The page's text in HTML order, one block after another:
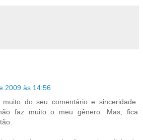
2009 às 14:56
do seu comentário e sinceridade.
faz muito o meu gênero. Mas, fica